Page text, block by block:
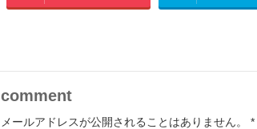
comment
メールアドレスが公開されることはありません。 *